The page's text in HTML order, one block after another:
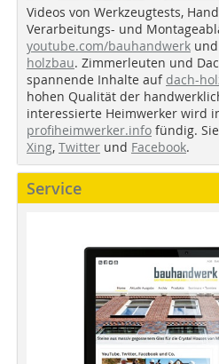
Videos von Werkzeugtests,
Verarbeitungs- und
youtube.com/bauhandwerk und
holzbau. Zimmerleuten und
spannende Inhalte auf dach-
hohen Qualität der
interessierte Heimwerker wird
profiheimwerker.info fündig.
Xing, Twitter und Facebook.
Service